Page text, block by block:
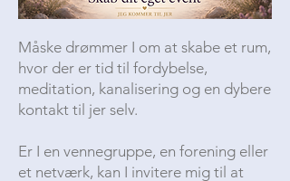
Måske drømmer I om at skabe et rum,
hvor der er tid til fordybelse,
meditation, kanalisering og en dybere
kontakt til jer selv.
Er I en vennegruppe, en forening eller
et netværk, kan I invitere mig til at